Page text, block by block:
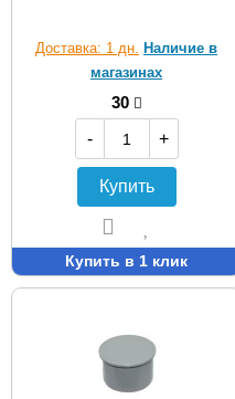
Доставка: 1 дн. Наличие в
магазинах
30
-
+
Купить
Купить в 1 клик